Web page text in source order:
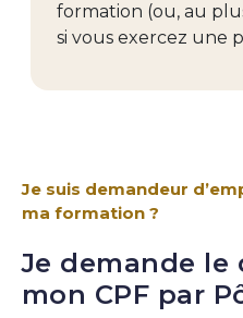
formation (ou, au
si vous exercez une
Je suis demandeur
ma formation ?
Je demande le
mon CPF par